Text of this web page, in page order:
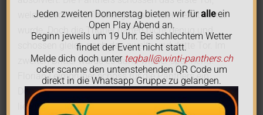
welches von den Thuner gleich wieder beantwortet
wurde. Doch die Thuner hatten nicht genug und
schossen gleich noch das zweite und dritte Tor. Im
zweiten Drittel wurde es dann wieder spannend.
Florian Leimgruber schoss für die Panthers ein
Doppelpack. Wieder war Gleichstand. Doch auch dies
liessen die Herren aus Thun nicht auf sich sitzen und
Jeden zweiten Donnerstag bieten wir füralleein
Open Play Abend an.
Beginn jeweils um 19 Uhr. Bei schlechtem Wetter
findet der Event nicht statt.
Melde dich doch unter teqball@winti-panthers.ch
oder scanne den untenstehenden QR Code um
direkt in die Whatsapp Gruppe zu gelangen.